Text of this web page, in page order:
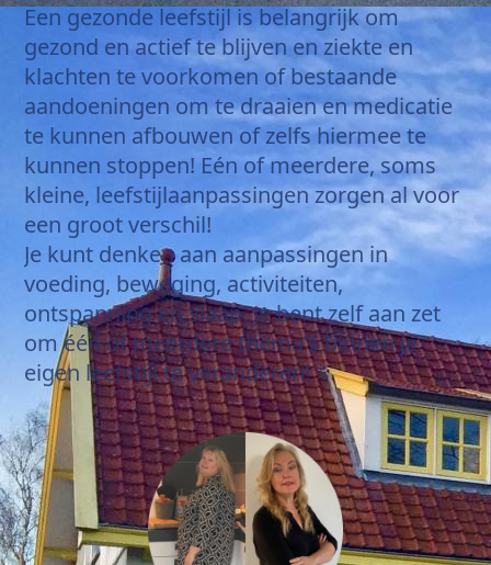
Een gezonde leefstijl is belangrijk om
gezond en actief te blijven en ziekte en
klachten te voorkomen of bestaande
aandoeningen om te draaien en medicatie
te kunnen afbouwen of zelfs hiermee te
kunnen stoppen! Eén of meerdere, soms
kleine, leefstijlaanpassingen zorgen al voor
een groot verschil!
Je kunt denken aan aanpassingen in
voeding, beweging, activiteiten,
ontspanning en slaap. Je bent zelf aan zet
om één of meerdere thema's binnen je
eigen leefstijl te veranderen!